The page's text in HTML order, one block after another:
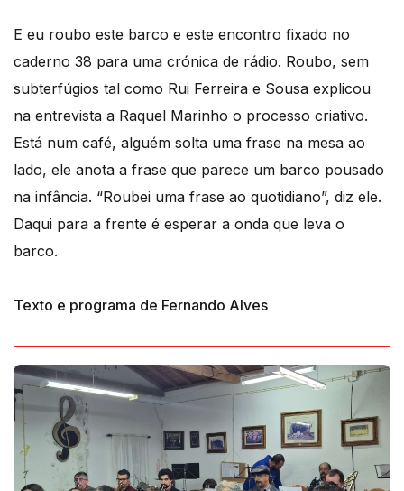
E eu roubo este barco e este encontro fixado no
caderno 38 para uma crónica de rádio. Roubo, sem
subterfúgios tal como Rui Ferreira e Sousa explicou
na entrevista a Raquel Marinho o processo criativo.
Está num café, alguém solta uma frase na mesa ao
lado, ele anota a frase que parece um barco pousado
na infância. “Roubei uma frase ao quotidiano”, diz ele.
Daqui para a frente é esperar a onda que leva o
barco.
Texto e programa de Fernando Alves